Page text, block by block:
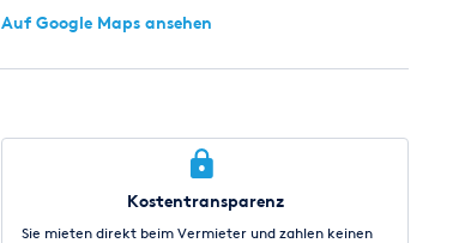
Auf Google Maps ansehen
Kostentransparenz
Sie mieten direkt beim Vermieter und zahlen keinen